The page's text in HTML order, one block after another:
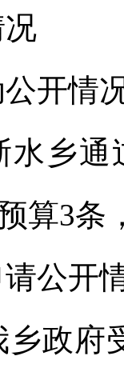
公开情
水乡
算3条
请公开
乡政府